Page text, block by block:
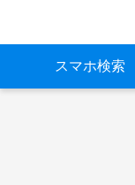
スマホ検索